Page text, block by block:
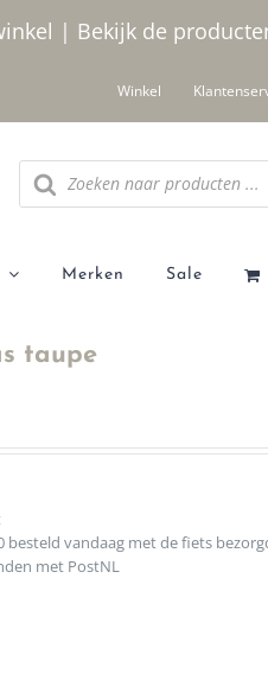
| Bekijk de
Winkel
Producten
zoeken
Merken Sale
taupe
besteld vandaag met de fiets
met PostNL